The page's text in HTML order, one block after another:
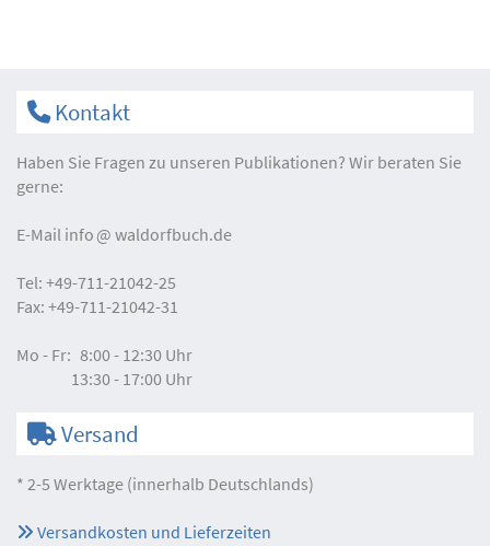
Kontakt
Haben Sie Fragen zu unseren Publikationen? Wir beraten Sie
gerne:
E-Mail info waldorfbuch.de
Tel: +49-711-21042-25
Fax: +49-711-21042-31
Mo - Fr: 8:00 - 12:30 Uhr
13:30 - 17:00 Uhr
Versand
* 2-5 Werktage (innerhalb Deutschlands)
Versandkosten und Lieferzeiten